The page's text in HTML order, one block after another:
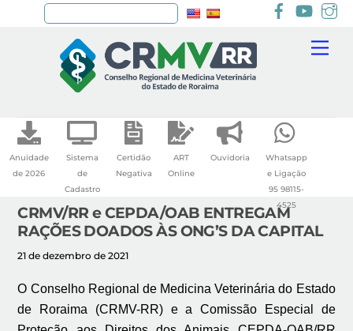
Anuidade
de 2026
Sistema
de
Cadastro
Certidão
Negativa
ART
Online
Ouvidoria
Whatsapp
e Ligação
95 98115-
4525
CRMV/RR e CEPDA/OAB ENTREGAM
RAÇÕES DOADOS ÀS ONG’S DA CAPITAL
21 de dezembro de 2021
O Conselho Regional de Medicina Veterinária do Estado
de Roraima (CRMV-RR) e a Comissão Especial de